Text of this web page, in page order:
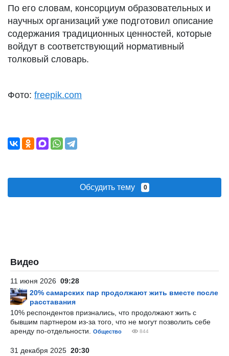
По его словам, консорциум образовательных и
научных организаций уже подготовил описание
содержания традиционных ценностей, которые
войдут в соответствующий нормативный
толковый словарь.
Фото: freepik.com
Обсудить тему 0
Видео
11 июня 2026 09:28
20% самарских пар продолжают жить вместе после
расставания
10% респондентов признались, что продолжают жить с
бывшим партнером из-за того, что не могут позволить себе
аренду по-отдельности.
Общество 844
31 декабря 2025 20:30